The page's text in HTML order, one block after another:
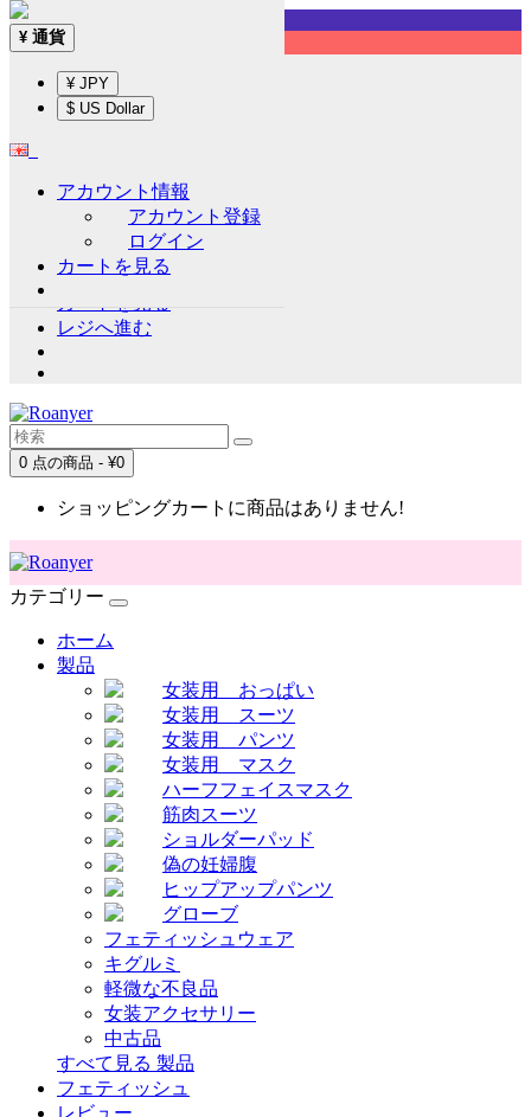
Sign up!
通貨
アカウント情報
アカウント登録
ログイン
ウイッシュリスト (0)
レジへ進む
0 点の商品 - ¥0
ショッピングカートに商品はありません!
¥ 通貨
¥ JPY
$ US Dollar
アカウント情報
アカウント登録
ログイン
カートを見る
カテゴリー
ホーム
製品
女装用 おっぱい
女装用 スーツ
女装用 パンツ
女装用 マスク
ハーフフェイスマスク
筋肉スーツ
ショルダーパッド
偽の妊婦腹
ヒップアップパンツ
グローブ
フェティッシュウェア
キグルミ
軽微な不良品
女装アクセサリー
中古品
すべて見る 製品
フェティッシュ
レビュー